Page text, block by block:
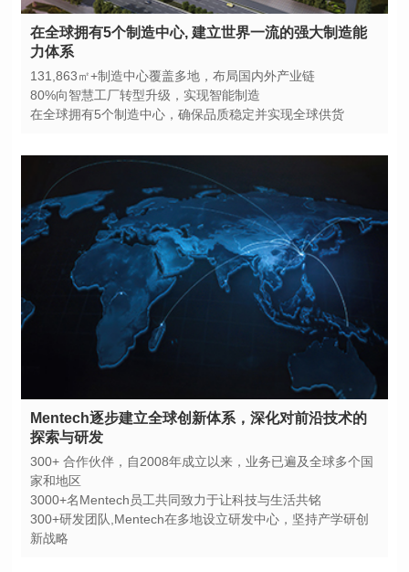
力体系
131,863㎡+制造中心覆盖多地，布局国内外产业链
80%向智慧工厂转型升级，实现智能制造
在全球拥有5个制造中心，确保品质稳定并实现全球供货
探索与研发
家和地区
3000+名Mentech员工共同致力于让科技与生活共铭
新战略